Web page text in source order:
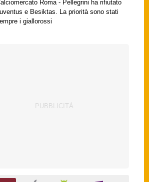
Roma - Pellegrini ha rifiutato
e Besiktas. La priorità sono stati
i giallorossi